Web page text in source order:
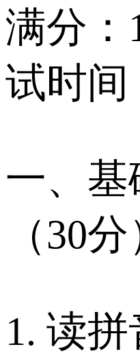
满分：
试时间
一、基
（30分
1. 读